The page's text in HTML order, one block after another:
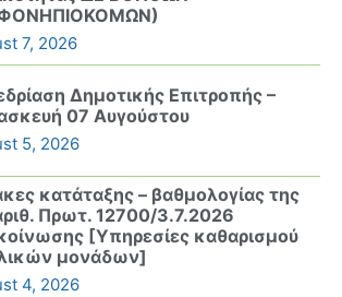
7, 2026
Δημοτικής Επιτροπής –
07 Αυγούστου
5, 2026
κατάταξης – βαθμολογίας της
Πρωτ. 12700/3.7.2026
[Υπηρεσίες καθαρισμού
μονάδων]
4, 2026